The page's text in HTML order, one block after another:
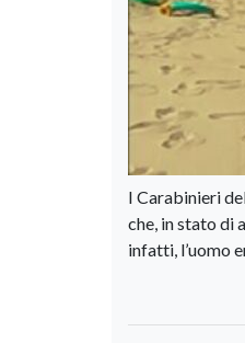
I Carabinieri
che, in stato di
infatti, l’uomo